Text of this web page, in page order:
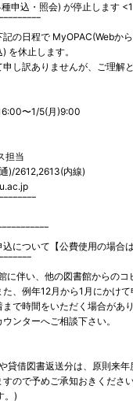
申込・照会) が停止します
記の日程で MyOPAC(Webか
を休止します。
し訳ありませんが、ご理解
〜1/5(月)9:00
担当
)/2612,2613(内線)
について【公費使用の場合は
に伴い、他の図書館からのコ
、例年12月から1月にかけて
で時間をいただく場合があり
ンターへご相談下さい。
貸借図書返送分は、原則来年
ので予めご承知おきくださ
。)